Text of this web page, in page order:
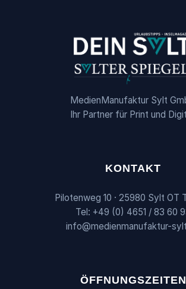
MedienManufaktur Sylt
Ihr Partner für Print und
KONTAKT
Pilotenweg 10 · 25980 Sylt OT
Tel: +49 (0) 4651 / 83 60
info@medienmanufaktur-
ÖFFNUNGSZEITEN